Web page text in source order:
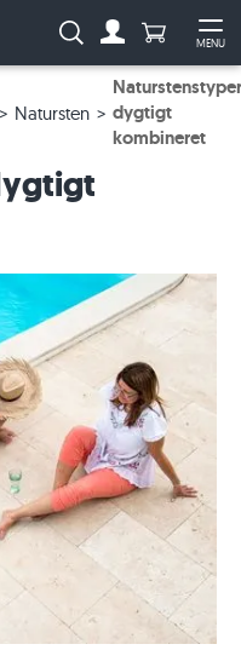
MENU
Søg: Antal
Natursten
Naturstenstyper
dygtigt
kombineret